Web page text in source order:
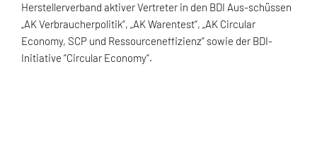
Herstellerverband aktiver Vertreter in den BDI Aus-schüssen
„AK Verbraucherpolitik“, „AK Warentest“, „AK Circular
Economy, SCP und Ressourceneffizienz“ sowie der BDI-
Initiative “Circular Economy“.